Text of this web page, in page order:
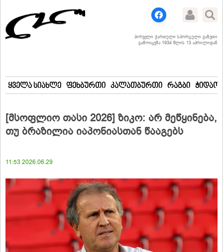
პირველი ქართული სპორტული გაზეთი
გამოიცემა 1934 წლის 13 აპრილიდან
ყველა სიახლე ფეხბურთი კალათბურთი რაგბი
[მსოფლიო თასი 2026] ზიკო: არ მეწყინება,
თუ ბრაზილია იაპონიასთან წააგებს
11:53 2026.06.29